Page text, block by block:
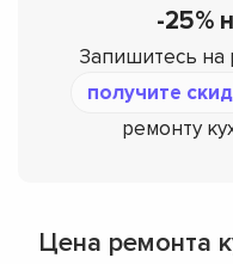
-25%
Запишитесь на
получите
ремонту
Цена ремонта